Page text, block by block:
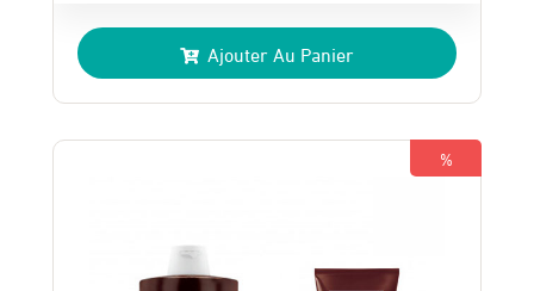
prix
initial
était :
110 Dhs.
prix
actuel
est :
90 Dhs.
Ajouter Au Panier
%